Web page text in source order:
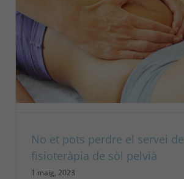
No et pots perdre el servei de
fisioteràpia de sòl pelvià
1 maig, 2023